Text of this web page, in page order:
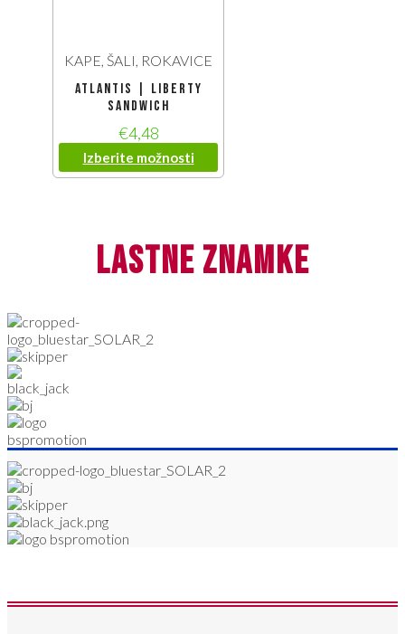
KAPE, ŠALI, ROKAVICE
Atlantis | Liberty
Sandwich
€4,48
Izberite možnosti
lastne znamke